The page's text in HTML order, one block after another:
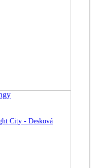
City - Desková